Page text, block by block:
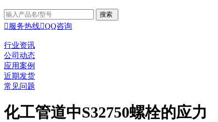
 服务热线QQ咨询
行业资讯
公司动态
应用案例
近期发货
常见问题
化工管道中S32750螺栓的应力